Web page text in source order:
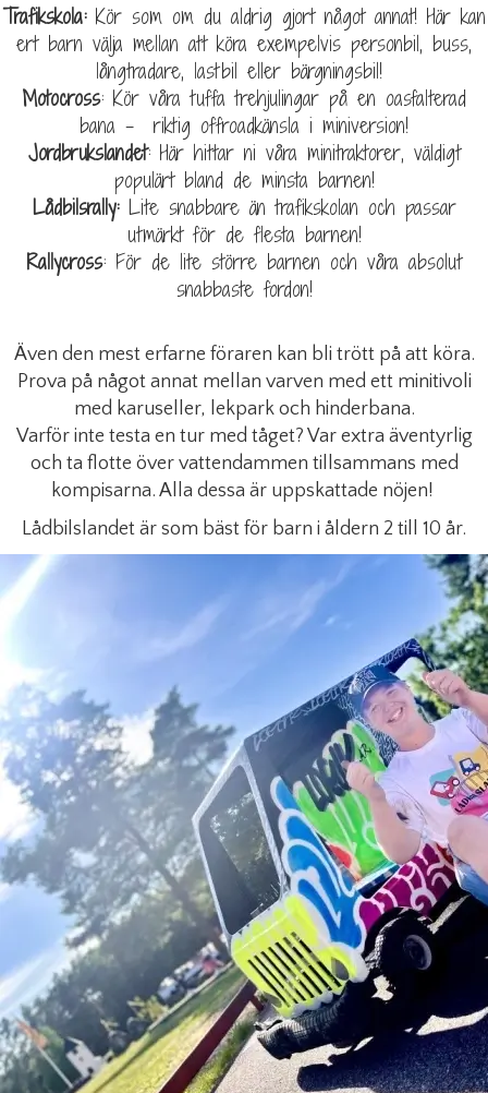
Trafikskola:Kör som om du aldrig gjort något annat! Här kan
ert barn välja mellan att köra exempelvis personbil, buss,
långtradare, lastbil eller bärgningsbil!
Motocross: Kör våra tuffa trehjulingar på en oasfalterad
bana – riktig offroadkänsla i miniversion!
Jordbrukslandet: Här hittar ni våra minitraktorer, väldigt
populärt bland de minsta barnen!
Lådbilsrally:Lite snabbare än trafikskolan och passar
utmärkt för de flesta barnen!
Rallycross: För de lite större barnen och våra absolut
snabbaste fordon!
Även den mest erfarne föraren kan bli trött på att köra.
Prova på något annat mellan varven med ett minitivoli
med karuseller, lekpark och hinderbana.
Varför inte testa en tur med tåget? Var extra äventyrlig
och ta flotte över vattendammen tillsammans med
kompisarna. Alla dessa är uppskattade nöjen!
Lådbilslandet är som bäst för barn i åldern 2 till 10 år.